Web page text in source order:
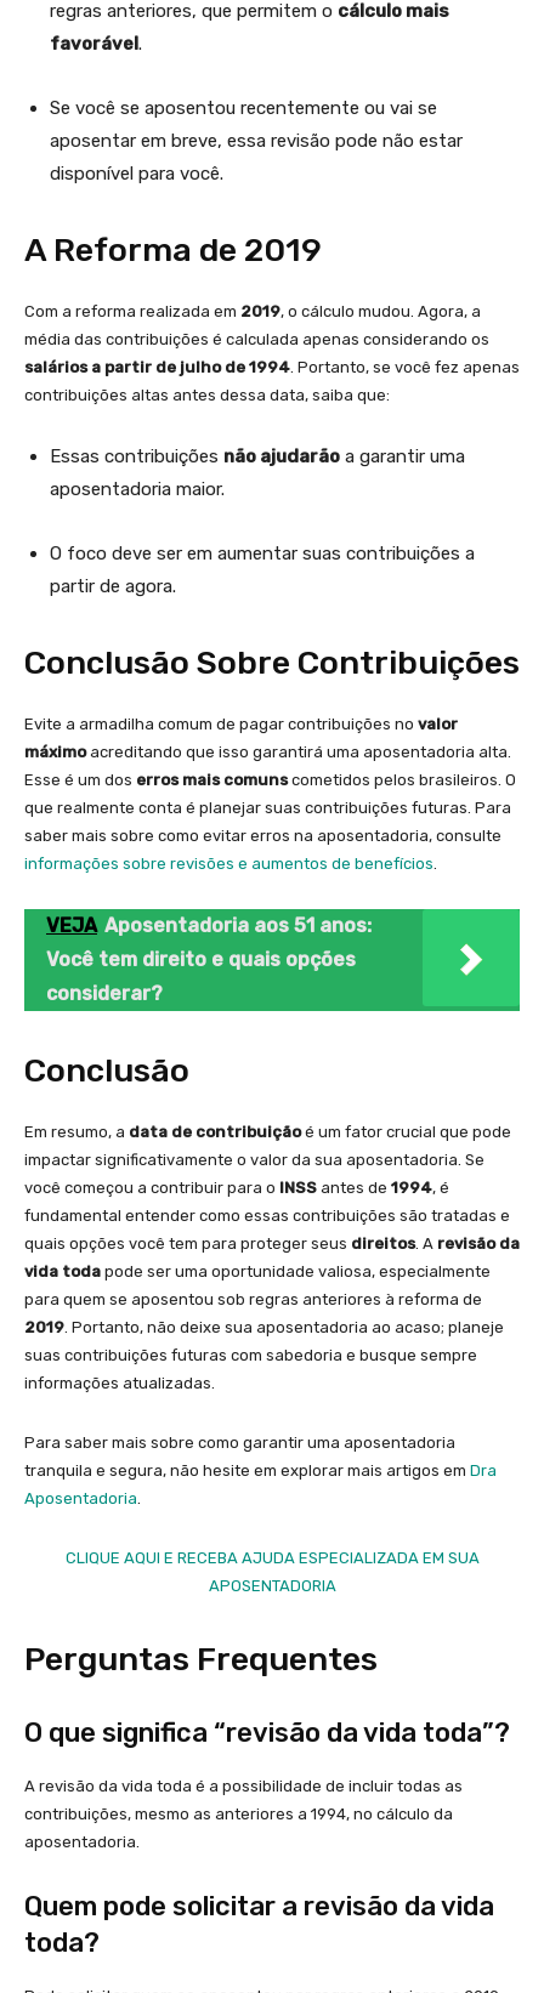
regras anteriores, que permitem o cálculo mais
favorável.
Se você se aposentou recentemente ou vai se
aposentar em breve, essa revisão pode não estar
disponível para você.
A Reforma de 2019
Com a reforma realizada em 2019, o cálculo mudou. Agora, a
média das contribuições é calculada apenas considerando os
salários a partir de julho de 1994. Portanto, se você fez apenas
contribuições altas antes dessa data, saiba que:
Essas contribuições não ajudarão a garantir uma
aposentadoria maior.
O foco deve ser em aumentar suas contribuições a
partir de agora.
Conclusão Sobre Contribuições
Evite a armadilha comum de pagar contribuições no valor
máximoacreditando que isso garantirá uma aposentadoria alta.
Esse é um dos erros mais comunscometidos pelos brasileiros. O
que realmente conta é planejar suas contribuições futuras. Para
saber mais sobre como evitar erros na aposentadoria, consulte
informações sobre revisões e aumentos de benefícios.
VEJA Aposentadoria aos 51 anos:
Você tem direito e quais opções
considerar?
Conclusão
Em resumo, a data de contribuiçãoé um fator crucial que pode
impactar significativamente o valor da sua aposentadoria. Se
você começou a contribuir para o INSS antes de 1994, é
fundamental entender como essas contribuições são tratadas e
quais opções você tem para proteger seus direitos. A revisão da
vida toda pode ser uma oportunidade valiosa, especialmente
para quem se aposentou sob regras anteriores à reforma de
2019. Portanto, não deixe sua aposentadoria ao acaso; planeje
suas contribuições futuras com sabedoria e busque sempre
informações atualizadas.
Para saber mais sobre como garantir uma aposentadoria
tranquila e segura, não hesite em explorar mais artigos em Dra
Aposentadoria.
CLIQUE AQUI E RECEBA AJUDA ESPECIALIZADA EM SUA
APOSENTADORIA
Perguntas Frequentes
O que significa “revisão da vida toda”?
A revisão da vida toda é a possibilidade de incluir todas as
contribuições, mesmo as anteriores a 1994, no cálculo da
aposentadoria.
Quem pode solicitar a revisão da vida
toda?